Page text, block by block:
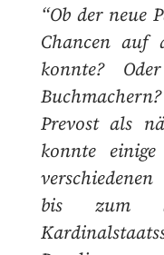
“Ob der neue
Chancen auf
konnte?
Prevost als
konnte
bis zum